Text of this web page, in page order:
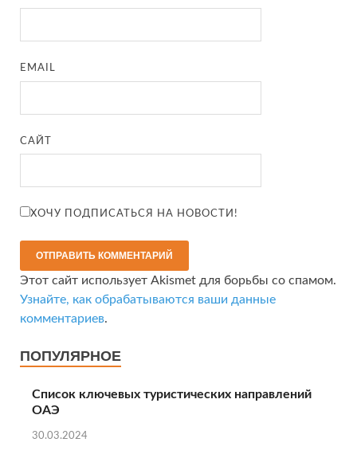
EMAIL
САЙТ
ХОЧУ ПОДПИСАТЬСЯ НА НОВОСТИ!
Этот сайт использует Akismet для борьбы со спамом.
Узнайте, как обрабатываются ваши данные
комментариев.
ПОПУЛЯРНОЕ
Список ключевых туристических направлений
ОАЭ
30.03.2024